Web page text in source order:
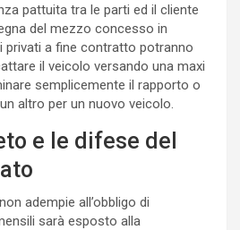
pattuita tra le parti ed il cliente
del mezzo concesso in
privati a fine contratto potranno
il veicolo versando una maxi
semplicemente il rapporto o
altro per un nuovo veicolo.
e le difese del
adempie all’obbligo di
sarà esposto alla